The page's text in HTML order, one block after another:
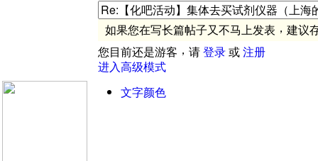
如果您在写长篇帖子又不马上发表 ， 建议
您目前还是游客 ， 请登录或注册
进入高级模式
文字颜色